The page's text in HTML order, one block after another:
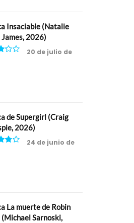
Insaciable (Natalie
2026)
20 de julio de
de Supergirl (Craig
2026)
24 de junio de
La muerte de Robin
(Michael Sarnoski,